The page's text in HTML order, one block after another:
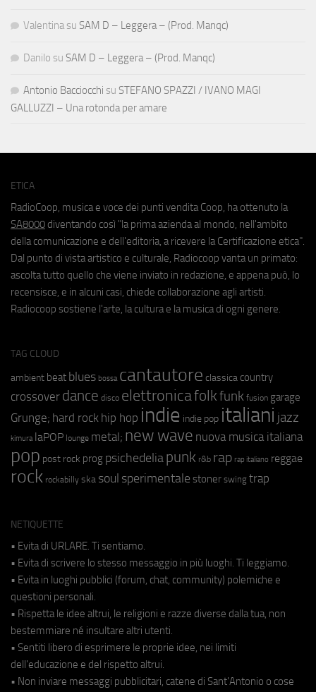
Valentina su SAM D – Leggera – (Prod. Manqc)
Danilo su SAM D – Leggera – (Prod. Manqc)
Antonio Bacciocchi su STEFANO SPAZZI / IVANO MAGI
GALLUZZI – Una rotonda per amare
ETICA
RadioCoop, musica e voce dei punti vendita Coop, ha ottenuto la
SA8000 diventando così "la prima azienda al mondo, nell'ambito
della comunicazione e dell'editoria, a ricevere la Certificazione etica".
Dal punto di vista artistico e culturale, Radiocoop vanta un primato:
ascolta tutto quello che viene inviato in redazione, e appena può, lo
recensisce, e in alcuni casi, chiede collaborazione agli artisti.
Radiocoop sostiene l'arte, la cultura e la musica di ogni genere.
TAG CLOUD
ambient beat blues bossa cantautore classica country
crossover dance disco elettronicafolkfunk fusion garage
Grunge; hard rock hip hop indie indie pop italiani jazz
kimura laPOP lounge metal; new wave nuova musica italiana
pop post rock prog psichedeliapunk r&b rap rap italiano reggae
rock rockabilly ska soul sperimentale stoner swing trap
NETIQUETTE
• Evita di URLARE. Ti sentiamo.
• Evita di scrivere lo stesso messaggio in più luoghi. Ti leggiamo.
• Evita in luoghi pubblici (forum, chat, community) polemiche e
questioni personali.
• Rispetta le idee altrui, le religioni e razze diverse dalla tua, non
bestemmiare né insultare altri utenti.
• Sentiti libero di esprimere le proprie idee, nei limiti
dell'educazione e del rispetto altrui.
• Non inviare messaggi pubblicitari, catene di Sant'Antonio o cose